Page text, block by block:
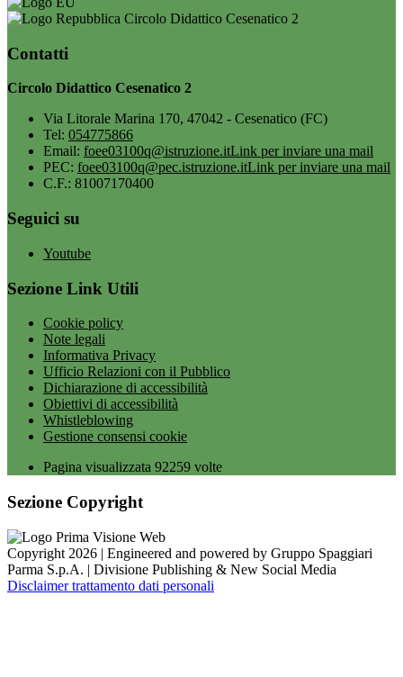
Circolo Didattico Cesenatico 2
Contatti
Circolo Didattico Cesenatico 2
Via Litorale Marina 170, 47042 - Cesenatico (FC)
Tel: 054775866
Email: foee03100q@istruzione.itLink per inviare una mail
PEC: foee03100q@pec.istruzione.itLink per inviare una mail
C.F.: 81007170400
Seguici su
Youtube
Sezione Link Utili
Cookie policy
Note legali
Informativa Privacy
Ufficio Relazioni con il Pubblico
Dichiarazione di accessibilità
Obiettivi di accessibilità
Whistleblowing
Gestione consensi cookie
Pagina visualizzata 92259 volte
Sezione Copyright
Copyright 2026 | Engineered and powered by Gruppo Spaggiari
Parma S.p.A. | Divisione Publishing & New Social Media
Disclaimer trattamento dati personali